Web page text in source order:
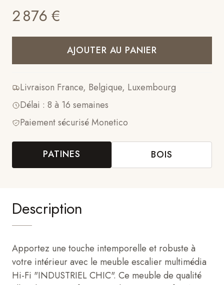
2 876 €
AJOUTER AU PANIER
Livraison France, Belgique, Luxembourg
Délai : 8 à 16 semaines
Paiement sécurisé Monetico
PATINES BOIS
Description
Apportez une touche intemporelle et robuste à
votre intérieur avec le meuble escalier multimédia
Hi-Fi "INDUSTRIEL CHIC". Ce meuble de qualité